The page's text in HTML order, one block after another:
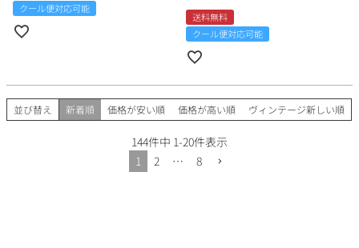
クール便対応可能
送料無料
クール便対応可能
並び替え 新着順 価格が安い順 価格が高い順 ヴィンテージ新しい順
144件中 1-20件表示
1
2 … 8